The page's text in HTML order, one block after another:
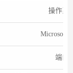
操作系
Microsoft
端口